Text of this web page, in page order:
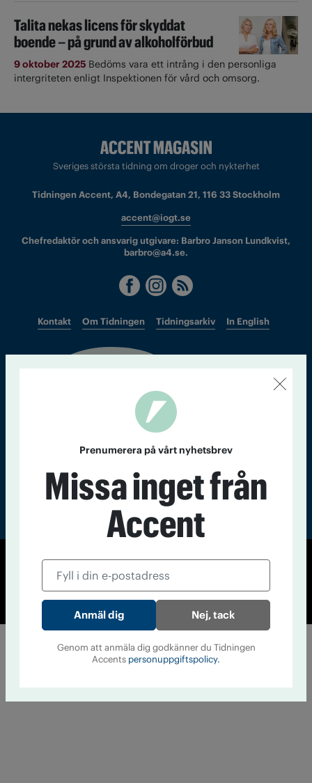
Talita nekas licens för skyddat
boende – på grund av alkoholförbud
9 oktober 2025 Bedöms vara ett intrång i den personliga
intergriteten enligt Inspektionen för vård och omsorg.
Sveriges största tidning om droger och nykterhet
Tidningen Accent, A4, Bondegatan 21, 116 33 Stockholm
accent@iogt.se
Chefredaktör och ansvarig utgivare: Barbro Janson Lundkvist,
barbro@a4.se.
Kontakt Om Tidningen Tidningsarkiv In English
© Tidningen Accent 2026
Cookiepolicy
Personuppgiftspolicy
Prenumerera på vårt nyhetsbrev
Missa inget från
Accent
Nej, tack
Genom att anmäla dig godkänner du Tidningen
Accents personuppgiftspolicy.